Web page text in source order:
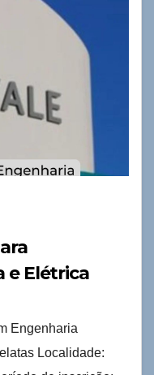
e Elétrica
Engenharia
Localidade: